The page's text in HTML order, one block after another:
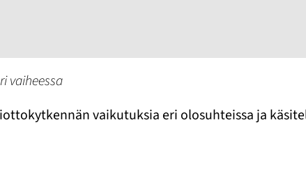
vaiheessa
vaikutuksia eri olosuhteissa ja